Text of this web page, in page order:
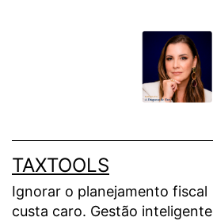
TAXTOOLS
Ignorar o planejamento fiscal
custa caro. Gestão inteligente